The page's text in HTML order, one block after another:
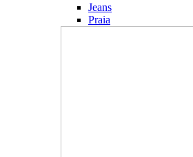
Jeans
Praia